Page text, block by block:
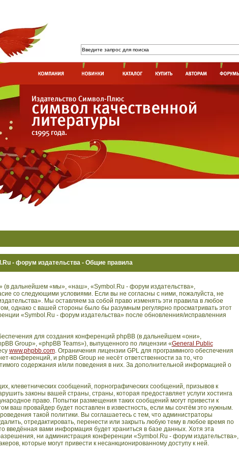
- форум издательства - Общие правила
дальнейшем «мы», «наш», «Symbol.Ru - форум издательства»,
со следующими условиями. Если вы не согласны с ними, пожалуйста, не
Мы оставляем за собой право изменять эти правила в любое
однако с вашей стороны было бы разумным регулярно просматривать этот
«Symbol.Ru - форум издательства» после обновленния/исправленния
для создания конференций phpBB (в дальнейшем «они»,
Group», «phpBB Teams»), выпущенного по лицензии «General Public
www.phpbb.com. Ограничения лицензии GPL для программного обеспечения
конференций, и phpBB Group не несёт ответственности за то, что
содержания и/или поведения в них. За дополнительной информацией о
клеветнических сообщений, порнографических сообщений, призывов к
законы вашей страны, страны, которая предоставляет услуги хостинга
право. Попытки размещения таких сообщений могут привести к
ваш провайдер будет поставлен в известность, если мы сочтём это нужным.
такой политики. Вы соглашаетесь с тем, что администраторы
отредактировать, перенести или закрыть любую тему в любое время по
введённая вами информация будет храниться в базе данных. Хотя эта
ни администрация конференции «Symbol.Ru - форум издательства»,
которые могут привести к несанкционированному доступу к ней.